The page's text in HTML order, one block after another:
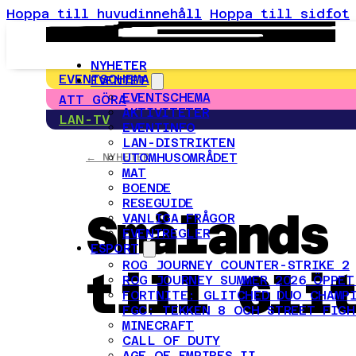
Hoppa till huvudinnehåll Hoppa till sidfot
NYHETER
EVENTET
EVENTSCHEMA
AKTIVITETER
EVENTINFO
LAN-DISTRIKTEN
UTOMHUSOMRÅDET
MAT
BOENDE
RESEGUIDE
VANLIGA FRÅGOR
EVENTREGLER
ESPORT
ROG JOURNEY COUNTER-STRIKE 2
ROG JOURNEY SUMMER 2026
FORTNITE: GLITCHED DUO
FGC: TEKKEN 8 OCH STREET
MINECRAFT
CALL OF DUTY
EVENTSCHEMA
ATT GÖRA
LAN-TV
← NYHETER
till